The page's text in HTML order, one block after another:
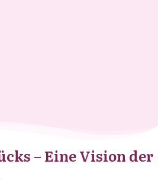
– Eine Vision der